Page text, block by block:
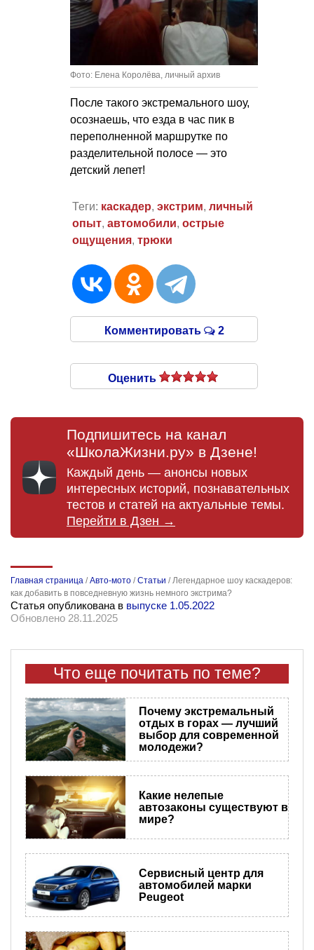
Фото: Елена Королёва, личный архив
После такого экстремального шоу,
осознаешь, что езда в час пик в
переполненной маршрутке по
разделительной полосе — это
детский лепет!
Теги: каскадер, экстрим, личный
опыт, автомобили, острые
ощущения, трюки
Комментировать 2
Оценить
Подпишитесь на канал
«ШколаЖизни.ру» в Дзене!
Каждый день — анонсы новых
интересных историй, познавательных
тестов и статей на актуальные темы.
Перейти в Дзен →
Главная страница /Авто-мото /Статьи / Легендарное шоу каскадеров:
как добавить в повседневную жизнь немного экстрима?
Статья опубликована в выпуске 1.05.2022
Обновлено 28.11.2025
Что еще почитать по теме?
Почему экстремальный
отдых в горах — лучший
выбор для современной
молодежи?
​Какие нелепые
автозаконы существуют в
мире?
Сервисный центр для
автомобилей марки
Peugeot